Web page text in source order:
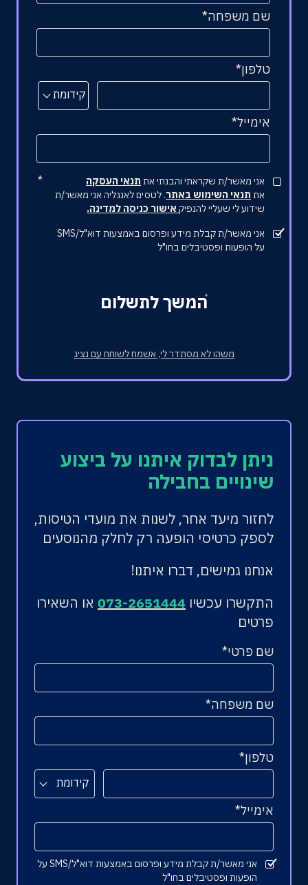
שם משפחה
טלפון
קידומת
אימייל
אני מאשר/ת שקראתי והבנתי את תנאי העסקה
את תנאי השימוש באתר. לטסים לאנגליה אני מאשר/ת
שידוע לי שעליי להנפיק אישור כניסה למדינה.
אני מאשר/ת קבלת מידע ופרסום באמצעות דוא"ל/SMS
על הופעות ופסטיבלים בחו"ל
המשך לתשלום
משהו לא מסתדר לי, אשמח לשוחח עם נציג
ניתן לבדוק איתנו על ביצוע
שינויים בחבילה
לחזור מיעד אחר, לשנות את מועדי הטיסות,
לספק כרטיסי הופעה רק לחלק מהנוסעים
אנחנו גמישים, דברו איתנו!
התקשרו עכשיו 073-2651444 או השאירו
פרטים
שם פרטי
שם משפחה
טלפון
קידומת
אימייל
אני מאשר/ת קבלת מידע ופרסום באמצעות דוא"ל/SMS על
הופעות ופסטיבלים בחו"ל